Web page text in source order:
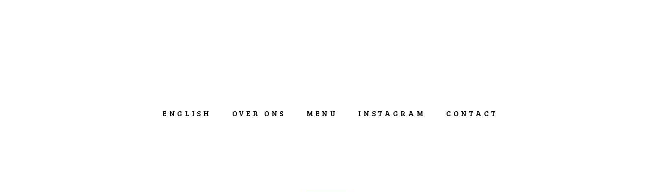
ENGLISH OVER ONS MENU INSTAGRAM CONTACT